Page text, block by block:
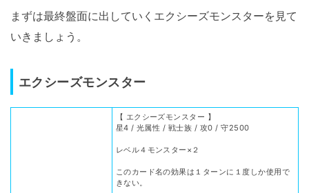
まずは最終盤面に出していくエクシーズモンスターを見て
いきましょう。
エクシーズモンスター
【 エクシーズモンスター 】
星4 / 光属性 / 戦士族 / 攻0 / 守2500
レベル４モンスター×２
このカード名の効果は１ターンに１度しか使用で
きない。